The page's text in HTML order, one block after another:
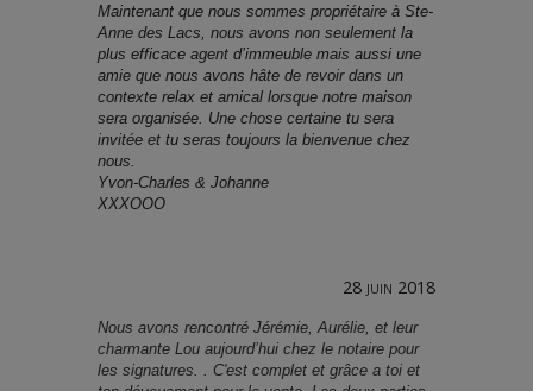
Maintenant que nous sommes propriétaire à Ste-
Anne des Lacs, nous avons non seulement la
plus efficace agent d’immeuble mais aussi une
amie que nous avons hâte de revoir dans un
contexte relax et amical lorsque notre maison
sera organisée. Une chose certaine tu sera
invitée et tu seras toujours la bienvenue chez
nous.
Yvon-Charles & Johanne
XXXOOO
28 juin 2018
Nous avons rencontré Jérémie, Aurélie, et leur
charmante Lou aujourd’hui chez le notaire pour
les signatures. . C'est complet et grâce a toi et